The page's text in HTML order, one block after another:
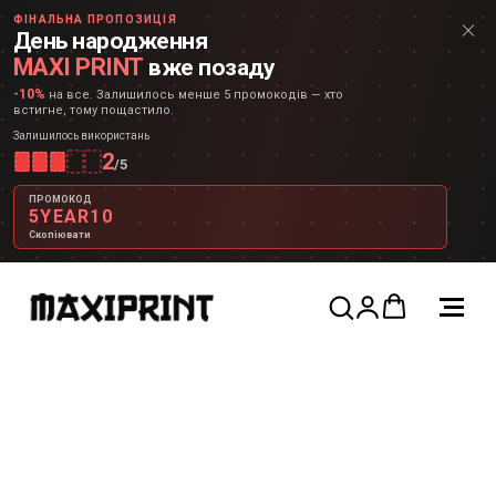
ФІНАЛЬНА ПРОПОЗИЦІЯ
День народження
MAXI PRINT вже позаду
-10% на все. Залишилось менше 5 промокодів — хто
встигне, тому пощастило.
Залишилось використань
2/5
ПРОМОКОД
5YEAR10
Скопіювати